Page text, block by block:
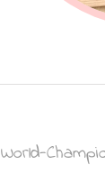
World-